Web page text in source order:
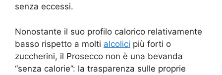
senza eccessi.
Nonostante il suo profilo calorico relativamente
basso rispetto a molti alcolici più forti o
zuccherini, il Prosecco non è una bevanda
“senza calorie”: la trasparenza sulle proprie